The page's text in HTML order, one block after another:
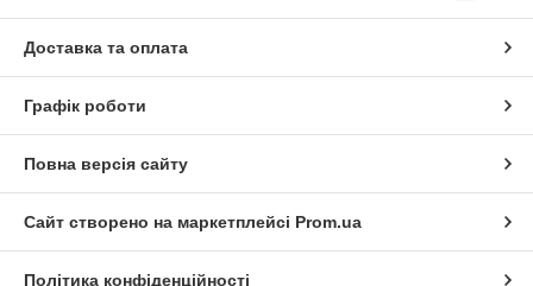
Доставка та оплата
Графік роботи
Повна версія сайту
Сайт створено на маркетплейсі Prom.ua
Політика конфіденційності